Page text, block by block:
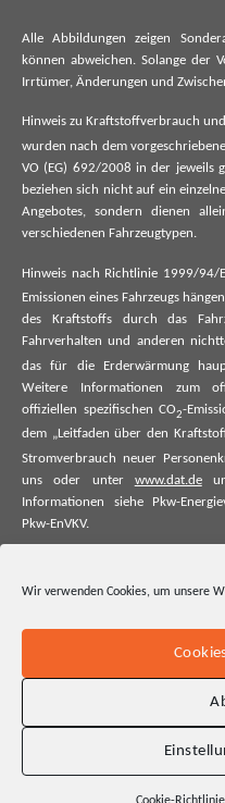
Wir verwenden Cookies, um unsere
Alle Abbildungen zeigen
können abweichen. Solange der
Irrtümer, Änderungen und
Hinweis zu Kraftstoffverbrauch
wurden nach dem
VO (EG) 692/2008 in der jeweils
beziehen sich nicht auf ein
Angebotes, sondern dienen
verschiedenen Fahrzeugtypen.
Hinweis nach Richtlinie 1999/94/
Emissionen eines Fahrzeugs
des Kraftstoffs durch das
Fahrverhalten und anderen
das für die Erderwärmung
Weitere Informationen zum
offiziellen spezifischen CO2-
dem „Leitfaden über den
Stromverbrauch neuer
uns oder unter www.dat.de
Informationen siehe Pkw-
Pkw-EnVKV.
offiziellen spezifischen CO₂-
offiziellen spezifischen CO₂-
neuer Pkw entnommen werden.
der Deutschen Automobil